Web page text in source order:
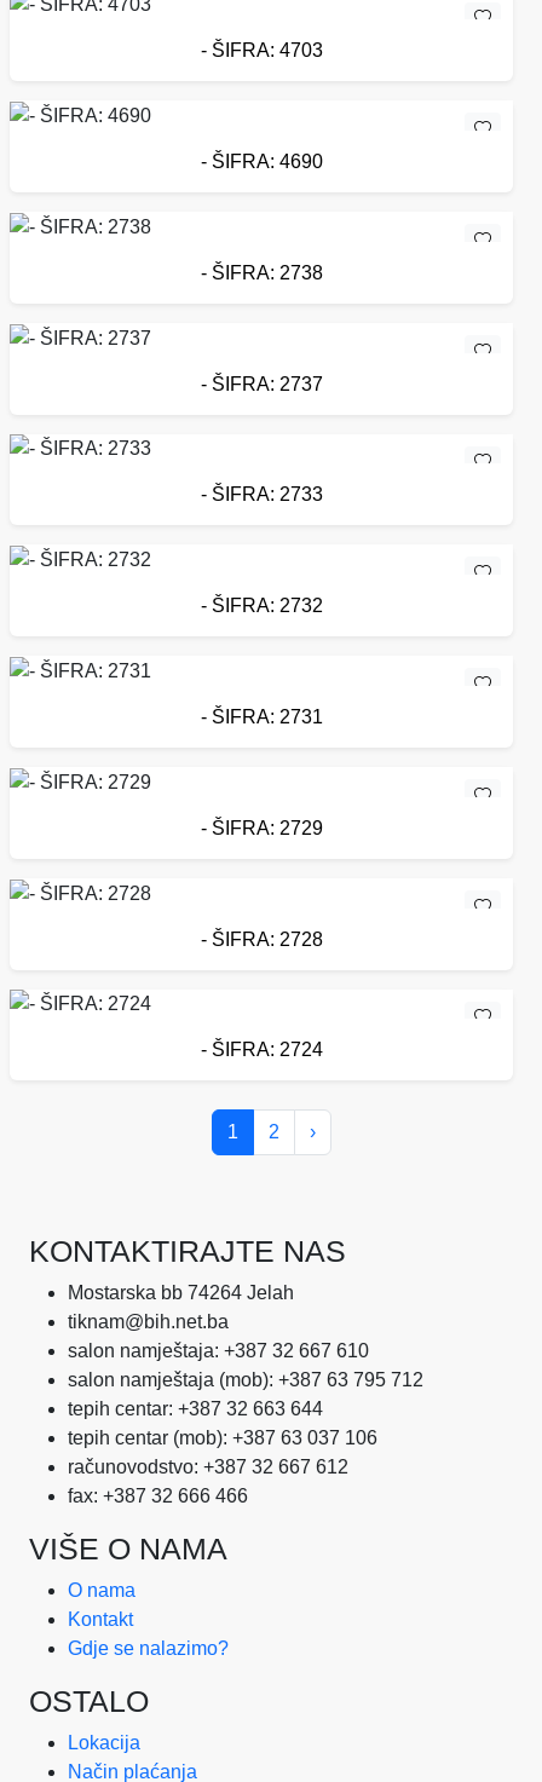
- ŠIFRA: 4703
- ŠIFRA: 4690
- ŠIFRA: 2738
- ŠIFRA: 2737
- ŠIFRA: 2733
- ŠIFRA: 2732
- ŠIFRA: 2731
- ŠIFRA: 2729
- ŠIFRA: 2728
- ŠIFRA: 2724
1 2 ›
KONTAKTIRAJTE NAS
Mostarska bb 74264 Jelah
tiknam@bih.net.ba
salon namještaja: +387 32 667 610
salon namještaja (mob): +387 63 795 712
tepih centar: +387 32 663 644
tepih centar (mob): +387 63 037 106
računovodstvo: +387 32 667 612
fax: +387 32 666 466
VIŠE O NAMA
O nama
Kontakt
Gdje se nalazimo?
OSTALO
Lokacija
Način plaćanja